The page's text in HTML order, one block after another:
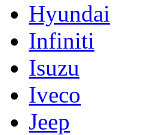
Hyundai
Infiniti
Isuzu
Iveco
Jeep